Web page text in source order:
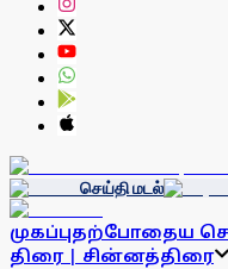
செய்தி மடல்
முகப்புதற்போதைய
திரை | சின்னத்திரை